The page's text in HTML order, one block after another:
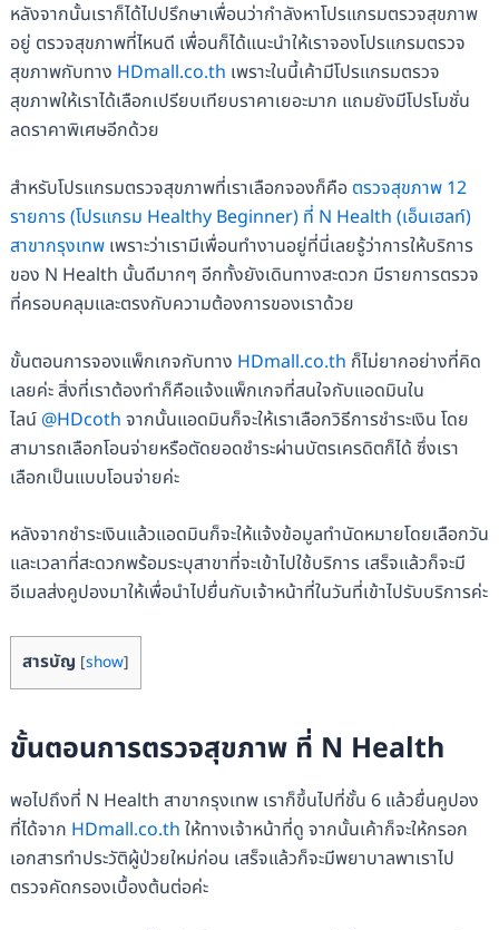
หลังจากนั้นเราก็ได้ไปปรึกษาเพื่อนว่ากำลังหาโปรแกรมตรวจสุขภาพ
อยู่ ตรวจสุขภาพที่ไหนดี เพื่อนก็ได้แนะนำให้เราจองโปรแกรมตรวจ
สุขภาพกับทาง HDmall.co.th เพราะในนี้เค้ามีโปรแกรมตรวจ
สุขภาพให้เราได้เลือกเปรียบเทียบราคาเยอะมาก แถมยังมีโปรโมชั่น
ลดราคาพิเศษอีกด้วย
สำหรับโปรแกรมตรวจสุขภาพที่เราเลือกจองก็คือ ตรวจสุขภาพ 12
รายการ (โปรแกรม Healthy Beginner) ที่ N Health (เอ็นเฮลท์)
สาขากรุงเทพเพราะว่าเรามีเพื่อนทำงานอยู่ที่นี่เลยรู้ว่าการให้บริการ
ของ N Health นั้นดีมากๆ อีกทั้งยังเดินทางสะดวก มีรายการตรวจ
ที่ครอบคลุมและตรงกับความต้องการของเราด้วย
ขั้นตอนการจองแพ็กเกจกับทาง HDmall.co.th ก็ไม่ยากอย่างที่คิด
เลยค่ะ สิ่งที่เราต้องทำก็คือแจ้งแพ็กเกจที่สนใจกับแอดมินใน
ไลน์ @HDcoth จากนั้นแอดมินก็จะให้เราเลือกวิธีการชำระเงิน โดย
สามารถเลือกโอนจ่ายหรือตัดยอดชำระผ่านบัตรเครดิตก็ได้ ซึ่งเรา
เลือกเป็นแบบโอนจ่ายค่ะ
หลังจากชำระเงินแล้วแอดมินก็จะให้แจ้งข้อมูลทำนัดหมายโดยเลือกวัน
และเวลาที่สะดวกพร้อมระบุสาขาที่จะเข้าไปใช้บริการ เสร็จแล้วก็จะมี
อีเมลส่งคูปองมาให้เพื่อนำไปยื่นกับเจ้าหน้าที่ในวันที่เข้าไปรับบริการค่ะ
สารบัญ [show]
ขั้นตอนการตรวจสุขภาพ ที่ N Health
พอไปถึงที่ N Health สาขากรุงเทพ เราก็ขึ้นไปที่ชั้น 6 แล้วยื่นคูปอง
ที่ได้จาก HDmall.co.th ให้ทางเจ้าหน้าที่ดู จากนั้นเค้าก็จะให้กรอก
เอกสารทำประวัติผู้ป่วยใหม่ก่อน เสร็จแล้วก็จะมีพยาบาลพาเราไป
ตรวจคัดกรองเบื้องต้นต่อค่ะ